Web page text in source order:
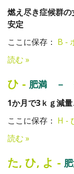
燃え尽き症候群
安定
ここに保存： B -
読む »
ひ - 肥満 －
1か月で3ｋｇ減
ここに保存： H -
読む »
た, ひ, よ -